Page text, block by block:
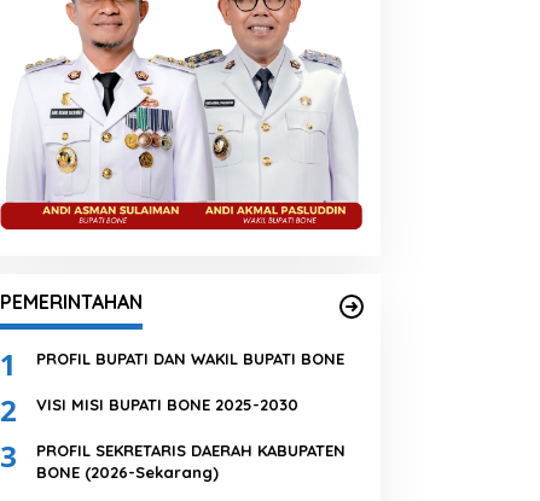
PEMERINTAHAN
1 PROFIL BUPATI DAN WAKIL BUPATI BONE
2 VISI MISI BUPATI BONE 2025-2030
3
PROFIL SEKRETARIS DAERAH KABUPATEN
BONE (2026-Sekarang)